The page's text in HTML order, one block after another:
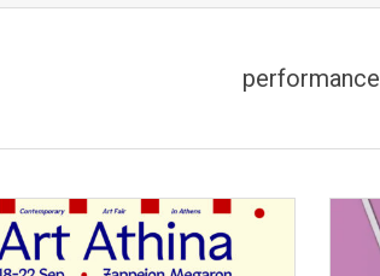
performance